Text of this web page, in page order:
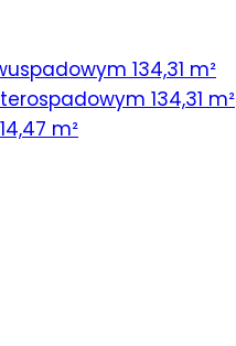
134,31 m²
134,31 m²
m²